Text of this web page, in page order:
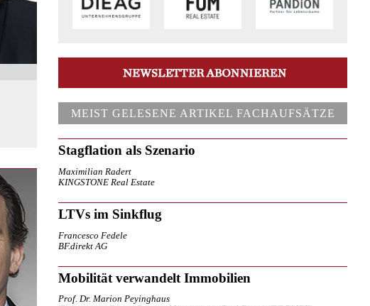
MEIST GELESENE ARTIKEL FACHAUFSÄTZE
Stagflation als Szenario
Maximilian Radert
KINGSTONE Real Estate
LTVs im Sinkflug
Francesco Fedele
BF.direkt AG
Mobilität verwandelt Immobilien
Prof. Dr. Marion Peyinghaus